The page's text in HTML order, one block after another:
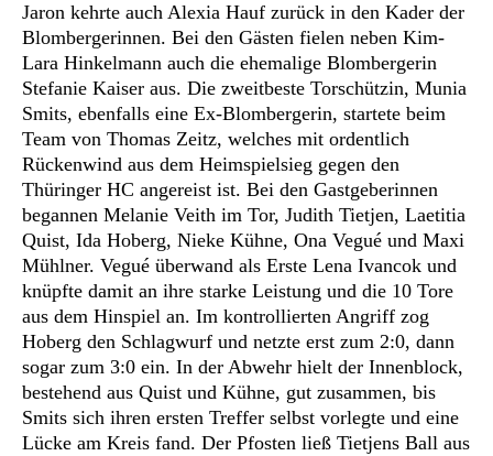
Jaron kehrte auch Alexia Hauf zurück in den Kader der
Blombergerinnen. Bei den Gästen fielen neben Kim-
Lara Hinkelmann auch die ehemalige Blombergerin
Stefanie Kaiser aus. Die zweitbeste Torschützin, Munia
Smits, ebenfalls eine Ex-Blombergerin, startete beim
Team von Thomas Zeitz, welches mit ordentlich
Rückenwind aus dem Heimspielsieg gegen den
Thüringer HC angereist ist. Bei den Gastgeberinnen
begannen Melanie Veith im Tor, Judith Tietjen, Laetitia
Quist, Ida Hoberg, Nieke Kühne, Ona Vegué und Maxi
Mühlner. Vegué überwand als Erste Lena Ivancok und
knüpfte damit an ihre starke Leistung und die 10 Tore
aus dem Hinspiel an. Im kontrollierten Angriff zog
Hoberg den Schlagwurf und netzte erst zum 2:0, dann
sogar zum 3:0 ein. In der Abwehr hielt der Innenblock,
bestehend aus Quist und Kühne, gut zusammen, bis
Smits sich ihren ersten Treffer selbst vorlegte und eine
Lücke am Kreis fand. Der Pfosten ließ Tietjens Ball aus